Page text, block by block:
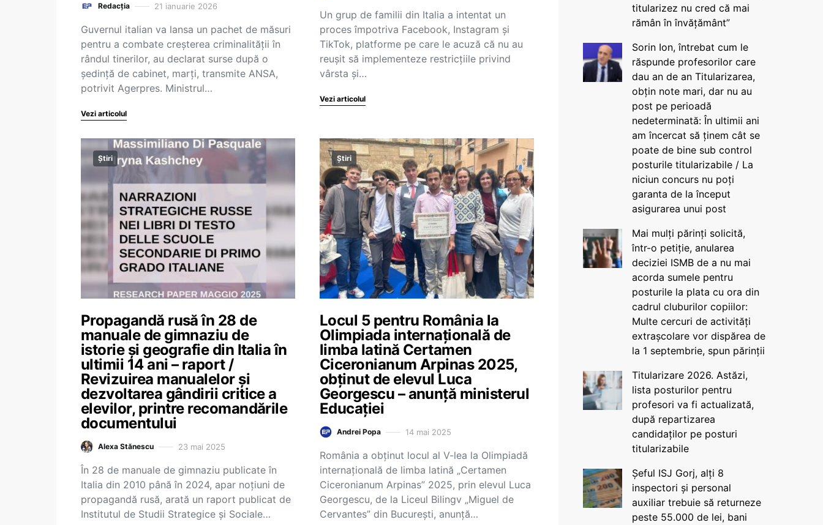
Redacția 21 ianuarie 2026
Guvernul italian va lansa un pachet de măsuri
pentru a combate creşterea criminalităţii în
rândul tinerilor, au declarat surse după o
şedinţă de cabinet, marţi, transmite ANSA,
potrivit Agerpres. Ministrul…
Vezi articolul
Un grup de familii din Italia a intentat un
proces împotriva Facebook, Instagram și
TikTok, platforme pe care le acuză că nu au
reușit să implementeze restricțiile privind
vârsta și…
Vezi articolul
Știri
Propagandă rusă în 28 de
manuale de gimnaziu de
istorie și geografie din Italia în
ultimii 14 ani – raport /
Revizuirea manualelor și
dezvoltarea gândirii critice a
elevilor, printre recomandările
documentului
Alexa Stănescu 23 mai 2025
În 28 de manuale de gimnaziu publicate în
Italia din 2010 până în 2024, apar noțiuni de
propagandă rusă, arată un raport publicat de
Institutul de Studii Strategice și Sociale…
Știri
Locul 5 pentru România la
Olimpiada internațională de
limba latină Certamen
Ciceronianum Arpinas 2025,
obținut de elevul Luca
Georgescu – anunță ministerul
Educației
Andrei Popa 14 mai 2025
România a obținut locul al V-lea la Olimpiadă
internațională de limba latină „Certamen
Ciceronianum Arpinas” 2025, prin elevul Luca
Georgescu, de la Liceul Bilingv „Miguel de
Cervantes” din București, anunță…
titularizez nu cred că mai
rămân în învățământ”
Sorin Ion, întrebat cum le
răspunde profesorilor care
dau an de an Titularizarea,
obțin note mari, dar nu au
post pe perioadă
nedeterminată: În ultimii ani
am încercat să ținem cât se
poate de bine sub control
posturile titularizabile / La
niciun concurs nu poți
garanta de la început
asigurarea unui post
Mai mulți părinți solicită,
într-o petiție, anularea
deciziei ISMB de a nu mai
acorda sumele pentru
posturile la plata cu ora din
cadrul cluburilor copiilor:
Multe cercuri de activități
extrașcolare vor dispărea de
la 1 septembrie, spun părinții
Titularizare 2026. Astăzi,
lista posturilor pentru
profesori va fi actualizată,
după repartizarea
candidaților pe posturi
titularizabile
Șeful ISJ Gorj, alți 8
inspectori și personal
auxiliar trebuie să returneze
peste 55.000 de lei, bani